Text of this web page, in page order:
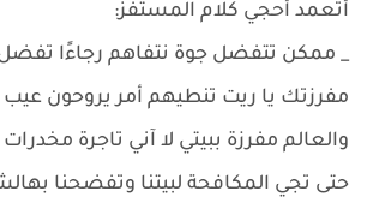
​أتعمد أحجي كلام المستفز:
_ ممكن تتفضل جوة نتفاهم رجاءًا
مفرزتك يا ريت تنطيهم أمر يروحون
والعالم مفرزة ببيتي لا آني تاجرة مخدرات
حتى تجي المكافحة لبيتنا وتفضحنا